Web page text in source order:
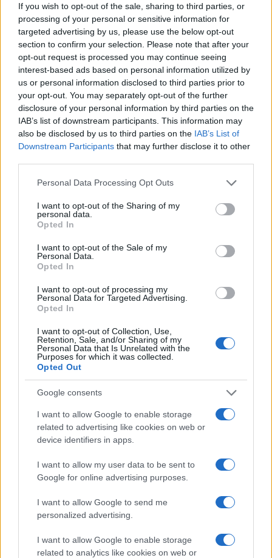
If you wish to opt-out of the sale, sharing to third parties, or
processing of your personal or sensitive information for
targeted advertising by us, please use the below opt-out
section to confirm your selection. Please note that after your
opt-out request is processed you may continue seeing
interest-based ads based on personal information utilized by
us or personal information disclosed to third parties prior to
your opt-out. You may separately opt-out of the further
disclosure of your personal information by third parties on the
IAB’s list of downstream participants. This information may
also be disclosed by us to third parties on the IAB’s List of
Downstream Participants that may further disclose it to other
Please note that this website/app uses one or more Google
not limited to your visit or usage behaviour. You may click to
grant or deny consent to Google and its third-party tags to
use your data for below specified purposes in below Google
consent section.
Personal Data Processing Opt Outs
I want to opt-out of the Sharing of my
personal data.
Opted In
I want to opt-out of the Sale of my
Personal Data.
Opted In
I want to opt-out of processing my
Personal Data for Targeted Advertising.
Opted In
I want to opt-out of Collection, Use,
Retention, Sale, and/or Sharing of my
Personal Data that Is Unrelated with the
Purposes for which it was collected.
Opted Out
Google consents
I want to allow Google to enable storage
related to advertising like cookies on web or
device identifiers in apps.
I want to allow my user data to be sent to
Google for online advertising purposes.
I want to allow Google to send me
personalized advertising.
I want to allow Google to enable storage
related to analytics like cookies on web or
ΕΛΣΤΑΤ – Σχολεία: Αυξήθηκε ο
αριθμός των μαθητών στις
εισαγωγικές τάξεις
21/10/2022 - 13:30
ΕΛΣΤΑΤ: Πόσο αυξήθηκε ο
πληρωρισμός
10/10/2022 - 18:01
EΛΣΤΑΤ: Πόσοι Έλληνες
αντιμετωπίζουν μέτρια ή σοβαρή
ανεπάρκεια τροφής
10/09/2022 - 11:04
Εκτίναξη 35,6% του δείκτη τιμών
παραγωγού στη βιομηχανία τον
ΕΛΣΤΑΤ: Μείωση της ανεργίας
στο 12,1% τον Ιούνιο
15/08/2022 - 19:17
Μείωση πληθωρισμού για πρώτη
08/08/2022 - 22:35